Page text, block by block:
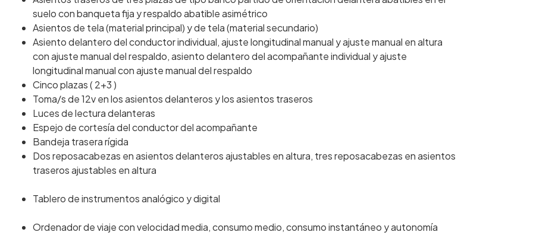
suelo con banqueta fija y respaldo abatible asimétrico
Asientos de tela (material principal) y de tela (material secundario)
Asiento delantero del conductor individual, ajuste longitudinal manual y ajuste manual en altura
con ajuste manual del respaldo, asiento delantero del acompañante individual y ajuste
longitudinal manual con ajuste manual del respaldo
Cinco plazas ( 2+3 )
Toma/s de 12v en los asientos delanteros y los asientos traseros
Luces de lectura delanteras
Espejo de cortesía del conductor del acompañante
Bandeja trasera rígida
Dos reposacabezas en asientos delanteros ajustables en altura, tres reposacabezas en asientos
traseros ajustables en altura
Tablero de instrumentos analógico y digital
Ordenador de viaje con velocidad media, consumo medio, consumo instantáneo y autonomía